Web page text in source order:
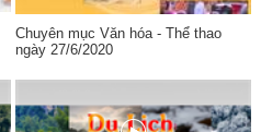
Chuyên mục Văn hóa - Thể thao
ngày 27/6/2020